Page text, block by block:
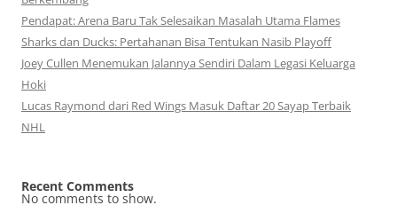
Pendapat: Arena Baru Tak Selesaikan Masalah Utama Flames
Sharks dan Ducks: Pertahanan Bisa Tentukan Nasib Playoff
Joey Cullen Menemukan Jalannya Sendiri Dalam Legasi Keluarga
Hoki
Lucas Raymond dari Red Wings Masuk Daftar 20 Sayap Terbaik
NHL
Recent Comments
No comments to show.